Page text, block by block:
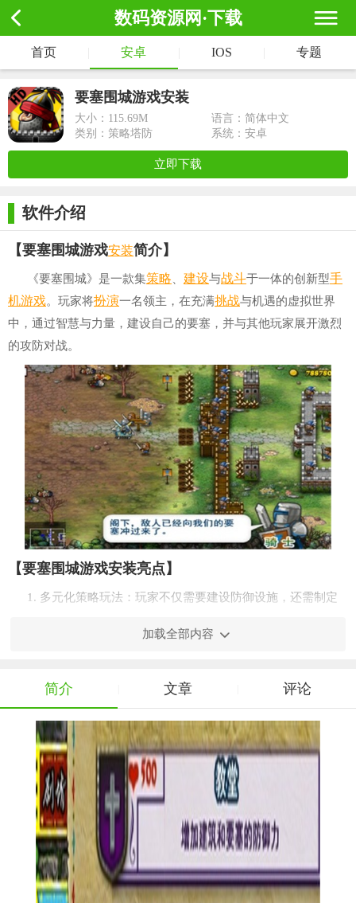
数码资源网·下载
首页 安卓 IOS 专题
要塞围城游戏安装
大小： 115.69M
语言：简体中文
类别：策略塔防
系统：安卓
立即下载
软件介绍
【要塞围城游戏安装简介】
《要塞围城》是一款集策略 建设与战斗于一体的创新型手
机游戏。玩家将扮演一名领主，在充满挑战与机遇的虚拟世界
中，通过智慧与力量，建设自己的要塞，并与其他玩家展开激烈
的攻防对战。
【要塞围城游戏安装亮点】
1. 多元化策略玩法：玩家不仅需要建设防御设施，还需制定
造资源建筑、防御建筑以及特殊建筑，打造独一无二的基地。
4. 实时在线对战：支持实时在线PVP对战，与全球玩家一决高
下，体验真正的策略战斗快感。
5. 丰富的剧情任务：游戏中设有丰富的剧情任务和挑战，让
玩家在享受战斗乐趣的同时，也能体验到故事的魅力。
【要塞围城游戏安装功能】
1. 建设与升级：玩家可以建设、升级各类建筑，提升要塞的
加载全部内容
简介 文章 评论